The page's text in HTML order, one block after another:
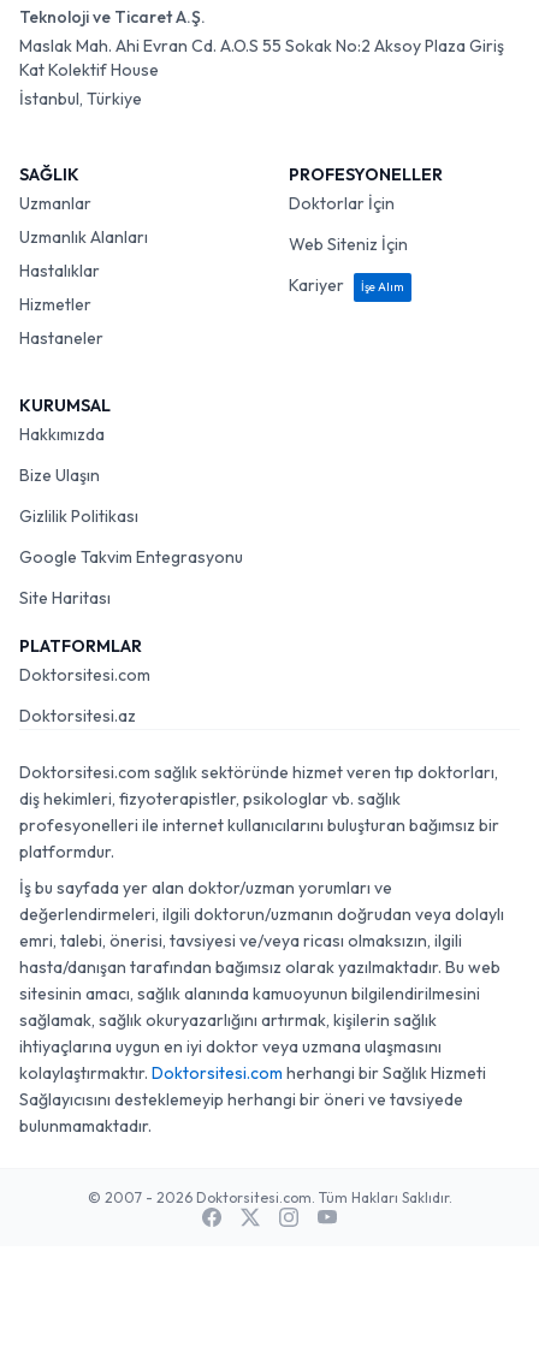
Teknoloji ve Ticaret A.Ş.
Maslak Mah. Ahi Evran Cd. A.O.S 55 Sokak No:2 Aksoy Plaza Giriş
Kat Kolektif House
İstanbul, Türkiye
SAĞLIK
Uzmanlar
Uzmanlık Alanları
Hastalıklar
Hizmetler
Hastaneler
PROFESYONELLER
Doktorlar İçin
Web Siteniz İçin
Kariyer
İşe Alım
KURUMSAL
Hakkımızda
Bize Ulaşın
Gizlilik Politikası
Google Takvim Entegrasyonu
Site Haritası
PLATFORMLAR
Doktorsitesi.com
Doktorsitesi.az
Doktorsitesi.com sağlık sektöründe hizmet veren tıp doktorları,
diş hekimleri, fizyoterapistler, psikologlar vb. sağlık
profesyonelleri ile internet kullanıcılarını buluşturan bağımsız bir
platformdur.
İş bu sayfada yer alan doktor/uzman yorumları ve
değerlendirmeleri, ilgili doktorun/uzmanın doğrudan veya dolaylı
emri, talebi, önerisi, tavsiyesi ve/veya ricası olmaksızın, ilgili
hasta/danışan tarafından bağımsız olarak yazılmaktadır. Bu web
sitesinin amacı, sağlık alanında kamuoyunun bilgilendirilmesini
sağlamak, sağlık okuryazarlığını artırmak, kişilerin sağlık
ihtiyaçlarına uygun en iyi doktor veya uzmana ulaşmasını
kolaylaştırmaktır. Doktorsitesi.com herhangi bir Sağlık Hizmeti
Sağlayıcısını desteklemeyip herhangi bir öneri ve tavsiyede
bulunmamaktadır.
© 2007 - 2026 Doktorsitesi.com. Tüm Hakları Saklıdır.